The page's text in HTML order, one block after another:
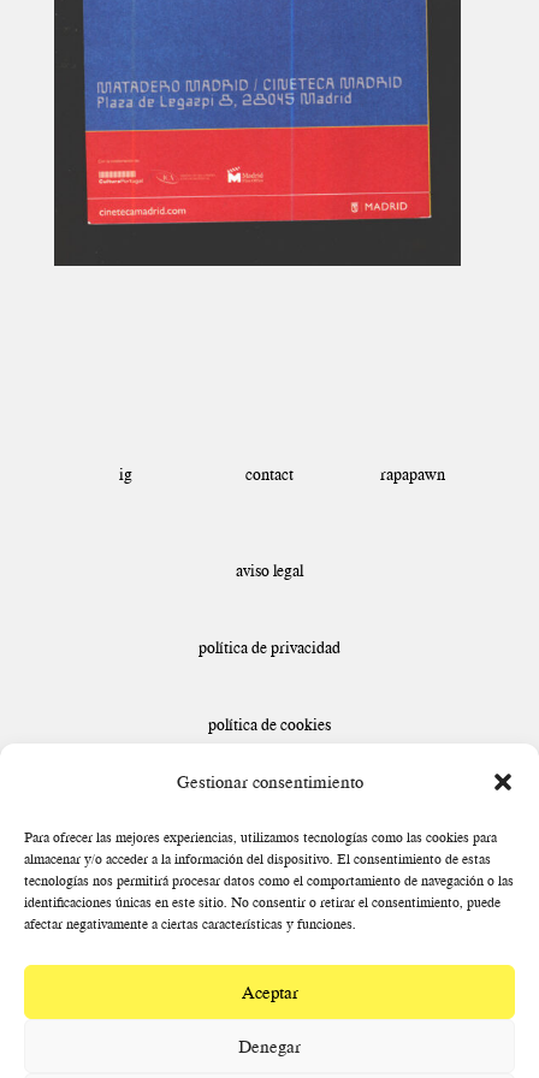
Gestionar consentimiento
Para ofrecer las mejores experiencias, utilizamos tecnologías como las cookies para
almacenar y/o acceder a la información del dispositivo. El consentimiento de estas
tecnologías nos permitirá procesar datos como el comportamiento de navegación o las
identificaciones únicas en este sitio. No consentir o retirar el consentimiento, puede
afectar negativamente a ciertas características y funciones.
Aceptar
Denegar
ig contact rapapawn
aviso legal
política de privacidad
política de cookies